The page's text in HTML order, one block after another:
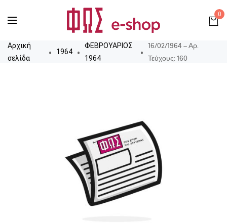
0
Αρχική
σελίδα
1964
ΦΕΒΡΟΥΑΡΙΟΣ
1964
16/02/1964 – Αρ.
Τεύχους: 160